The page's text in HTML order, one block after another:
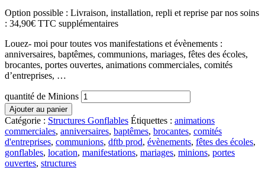
Option possible : Livraison, installation, repli et reprise par nos soins
: 34,90€ TTC supplémentaires
Louez- moi pour toutes vos manifestations et évènements :
anniversaires, baptêmes, communions, mariages, fêtes des écoles,
brocantes, portes ouvertes, animations commerciales, comités
d’entreprises, …
quantité de Minions
Ajouter au panier
Catégorie : Structures Gonflables Étiquettes : animations
commerciales, anniversaires, baptêmes, brocantes, comités
d'entreprises, communions, dftb prod, évènements, fêtes des écoles,
gonflables, location, manifestations, mariages, minions, portes
ouvertes, structures